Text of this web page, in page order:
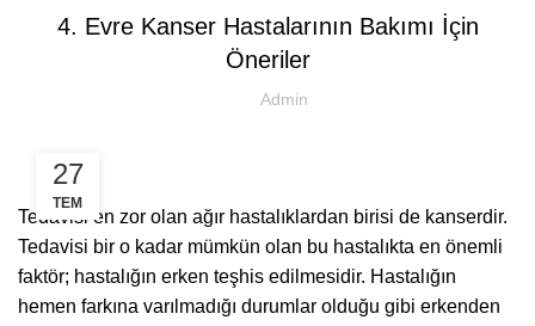
4. Evre Kanser Hastalarının Bakımı İçin
Öneriler
Admin
27
TEM
Tedavisi en zor olan ağır hastalıklardan birisi de kanserdir.
Tedavisi bir o kadar mümkün olan bu hastalıkta en önemli
faktör; hastalığın erken teşhis edilmesidir. Hastalığın
hemen farkına varılmadığı durumlar olduğu gibi erkenden